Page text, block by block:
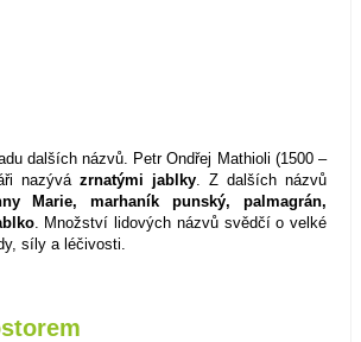
dalších názvů. Petr Ondřej Mathioli (1500 –
nazývá zrnatými jablky. Z dalších názvů
Marie, marhaník punský, palmagrán,
. Množství lidových názvů svědčí o velké
síly a léčivosti.